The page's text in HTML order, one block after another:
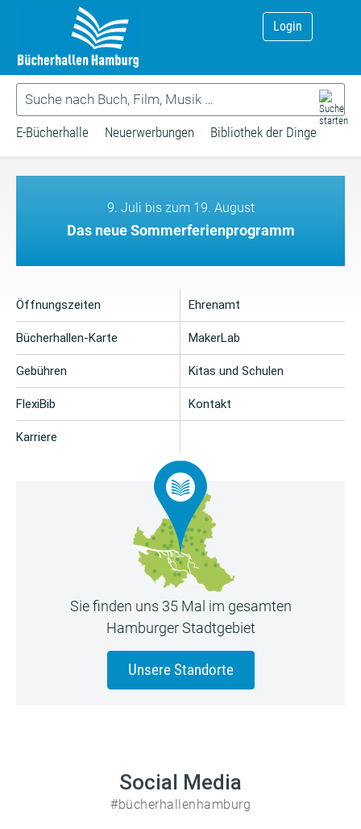
Login
E-Bücherhalle Neuerwerbungen Bibliothek der Dinge
9. Juli bis zum 19. August
Das neue Sommerferienprogramm
Öffnungszeiten
Bücherhallen-Karte
Gebühren
FlexiBib
Karriere
Ehrenamt
MakerLab
Kitas und Schulen
Kontakt
Sie finden uns 35 Mal im gesamten
Hamburger Stadtgebiet
Unsere Standorte
Social Media
#bücherhallenhamburg